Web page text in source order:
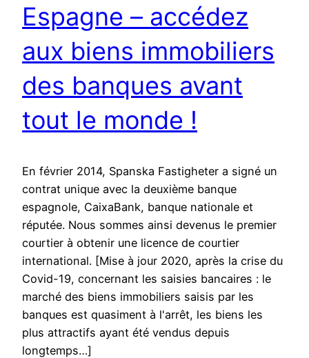
Espagne – accédez
aux biens immobiliers
des banques avant
tout le monde !
En février 2014, Spanska Fastigheter a signé un
contrat unique avec la deuxième banque
espagnole, CaixaBank, banque nationale et
réputée. Nous sommes ainsi devenus le premier
courtier à obtenir une licence de courtier
international. [Mise à jour 2020, après la crise du
Covid-19, concernant les saisies bancaires : le
marché des biens immobiliers saisis par les
banques est quasiment à l'arrêt, les biens les
plus attractifs ayant été vendus depuis
longtemps…]